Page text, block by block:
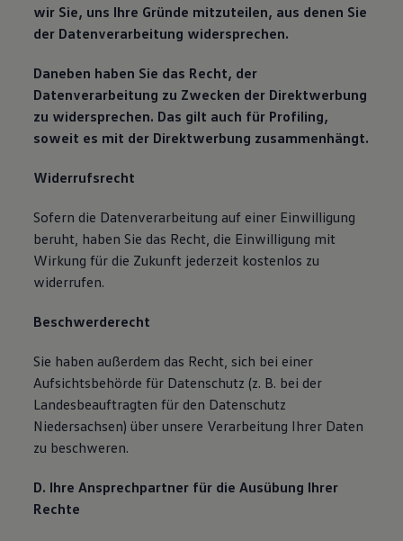
wir Sie, uns Ihre Gründe mitzuteilen, aus denen Sie
der Datenverarbeitung widersprechen.
Daneben haben Sie das Recht, der
Datenverarbeitung zu Zwecken der Direktwerbung
zu widersprechen. Das gilt auch für Profiling,
soweit es mit der Direktwerbung zusammenhängt.
Widerrufsrecht
Sofern die Datenverarbeitung auf einer Einwilligung
beruht, haben Sie das Recht, die Einwilligung mit
Wirkung für die Zukunft jederzeit kostenlos zu
widerrufen.
Beschwerderecht
Sie haben außerdem das Recht, sich bei einer
Aufsichtsbehörde für Datenschutz (z. B. bei der
Landesbeauftragten für den Datenschutz
Niedersachsen) über unsere Verarbeitung Ihrer Daten
zu beschweren.
D. Ihre Ansprechpartner für die Ausübung Ihrer
Rechte